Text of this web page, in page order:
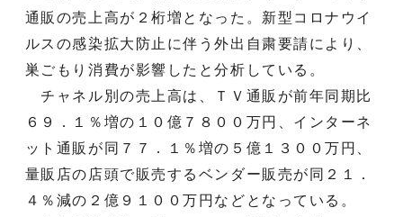
通販の売上高が２桁増となった。新型コロナウイ
ルスの感染拡大防止に伴う外出自粛要請により、
巣ごもり消費が影響したと分析している。
チャネル別の売上高は、ＴＶ通販が前年同期比
６９．１％増の１０億７８００万円、インターネ
ット通販が同７７．１％増の５億１３００万円、
量販店の店頭で販売するベンダー販売が同２１．
４％減の２億９１００万円などとなっている。